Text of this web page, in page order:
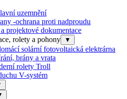
uzemnění
-ochrana proti nadproudu
projektové dokumentace
rolety a pohony
▼
solární fotovoltaická elektrárna
brány a vrata
rolety Troll
V-systém